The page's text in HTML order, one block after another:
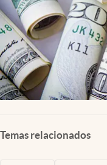
Temas relacionados